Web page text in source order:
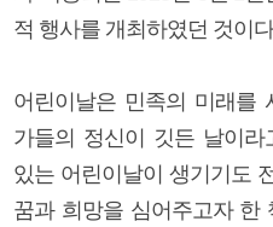
적 행사를 개최하였던 것이
어린이날은 민족의 미래를
가들의 정신이 깃든 날이
있는 어린이날이 생기기도
꿈과 희망을 심어주고자 한